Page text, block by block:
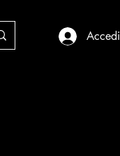
Accedi